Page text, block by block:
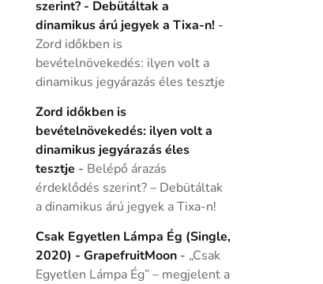
szerint? - Debütáltak a
dinamikus árú jegyek a Tixa-n! -
Zord időkben is
bevételnövekedés: ilyen volt a
dinamikus jegyárazás éles tesztje
Zord időkben is
bevételnövekedés: ilyen volt a
dinamikus jegyárazás éles
tesztje - Belépő árazás
érdeklődés szerint? – Debütáltak
a dinamikus árú jegyek a Tixa-n!
Csak Egyetlen Lámpa Ég (Single,
2020) - GrapefruitMoon- „Csak
Egyetlen Lámpa Ég” – megjelent a